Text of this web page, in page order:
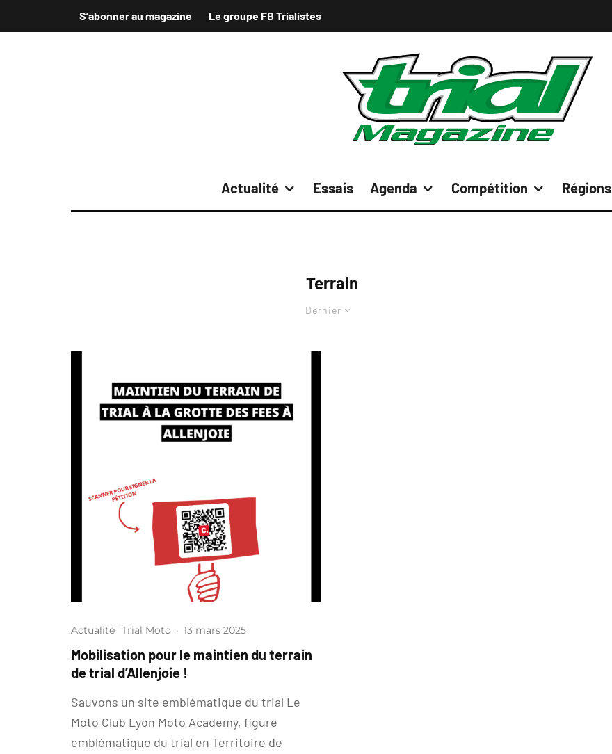
S’abonner au magazine Le groupe FB Trialistes
Actualité Essais Agenda Compétition Régions
Terrain
Dernier
Actualité Trial Moto · 13 mars 2025
Mobilisation pour le maintien du terrain
de trial d’Allenjoie !
Sauvons un site emblématique du trial Le
Moto Club Lyon Moto Academy, figure
emblématique du trial en Territoire de